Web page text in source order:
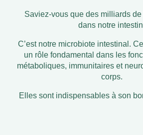
Saviez-vous que des milliards
dans notre
C’est notre microbiote intestinal.
un rôle fondamental dans les
métaboliques, immunitaires et
corps.
Elles sont indispensables à son